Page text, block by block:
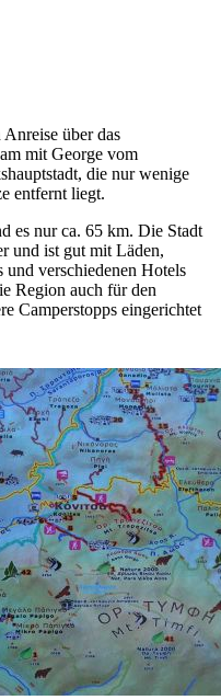
über das
mit George vom
die nur wenige
entfernt liegt.
es nur ca. 65 km. Die Stadt
und ist gut mit Läden,
und verschiedenen Hotels
Region auch für den
Camperstopps eingerichtet